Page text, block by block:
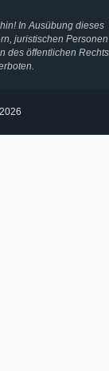
In Ausübung dieses
juristischen Personen
des öffentlichen Rechts